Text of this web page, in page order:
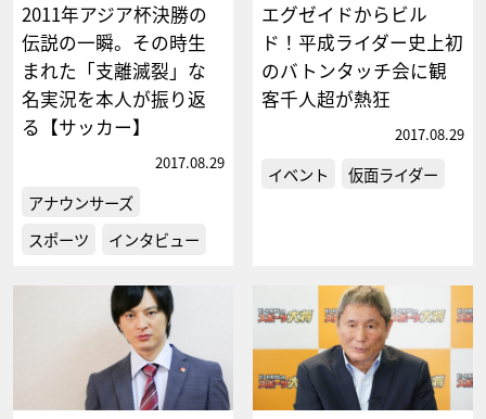
2011年アジア杯決勝の
伝説の一瞬。その時生
まれた「支離滅裂」な
名実況を本人が振り返
る【サッカー】
2017.08.29
アナウンサーズ
スポーツ
インタビュー
エグゼイドからビル
ド！平成ライダー史上初
のバトンタッチ会に観
客千人超が熱狂
2017.08.29
イベント 仮面ライダー